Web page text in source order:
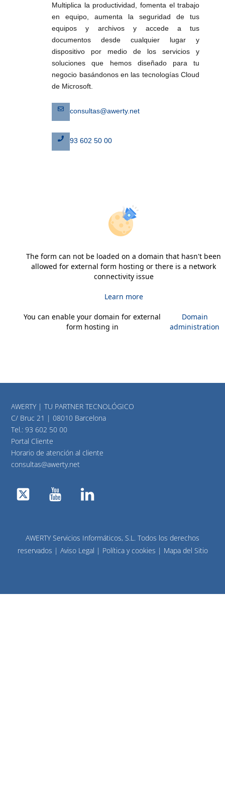
Multiplica la productividad, fomenta el trabajo
en equipo, aumenta la seguridad de tus
equipos y archivos y accede a tus
documentos desde cualquier lugar y
dispositivo por medio de los servicios y
soluciones que hemos diseñado para tu
negocio basándonos en las tecnologías Cloud
de Microsoft.
consultas@awerty.net
93 602 50 00
The form can not be loaded on a domain that hasn't been
allowed for external form hosting or there is a network
connectivity issue
Learn more
You can enable your domain for external
form hosting in
Domain
administration
AWERTY | TU PARTNER TECNOLÓGICO
C/ Bruc 21 | 08010 Barcelona
Tel.:93 602 50 00
Portal Cliente
Horario de atención al cliente
consultas@awerty.net
Twitter YouTube
AWERTY Servicios Informáticos, S.L. Todos los derechos
reservados | Aviso Legal | Política y cookies | Mapa del Sitio